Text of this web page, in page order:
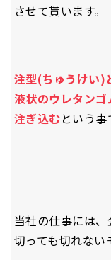
させて貰います。
注型(ちゅうけい)
液状のウレタンゴ
注ぎ込むという事
当社の仕事には
切っても切れない